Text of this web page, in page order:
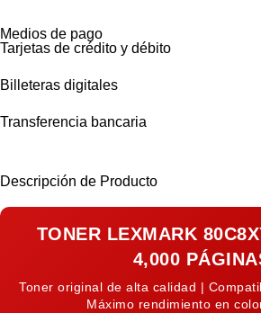
Medios de pago
Tarjetas de crédito y débito
Billeteras digitales
Transferencia bancaria
Descripción de Producto
TONER LEXMARK
4,000
Toner original de alta calidad |
Máximo rendimiento en